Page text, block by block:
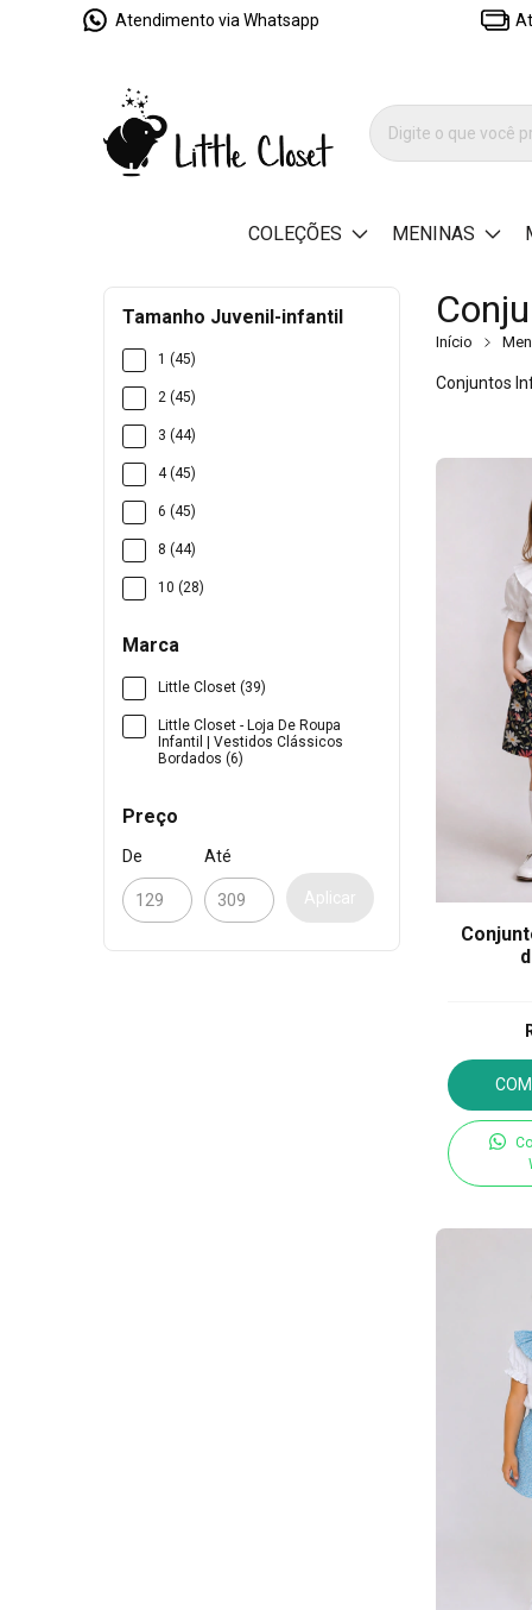
Atendimento via Whatsapp
COLEÇÕES MENINAS
Tamanho Juvenil-infantil
1 (45)
2 (45)
3 (44)
4 (45)
6 (45)
8 (44)
10 (28)
Marca
Little Closet (39)
Little Closet - Loja De Roupa
Infantil | Vestidos Clássicos
Bordados (6)
Preço
De Até
Aplicar
Início
Conjuntos